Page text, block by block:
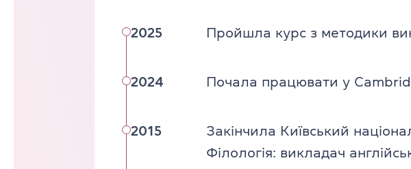
2025 Пройшла курс з методики
2024 Почала працювати у
2015
Закінчила Київський
Філологія: викладач